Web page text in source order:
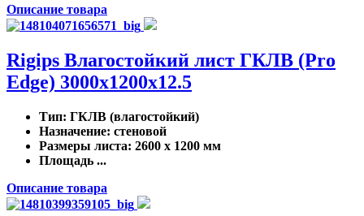
Описание товара
Rigips Влагостойкий лист ГКЛВ (Pro
Edge) 3000x1200x12.5
Тип: ГКЛВ (влагостойкий)
Назначение: стеновой
Размеры листа: 2600 x 1200 мм
Площадь ...
Описание товара